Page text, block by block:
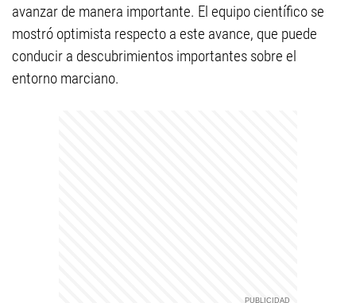
avanzar de manera importante. El equipo científico se
mostró optimista respecto a este avance, que puede
conducir a descubrimientos importantes sobre el
entorno marciano.